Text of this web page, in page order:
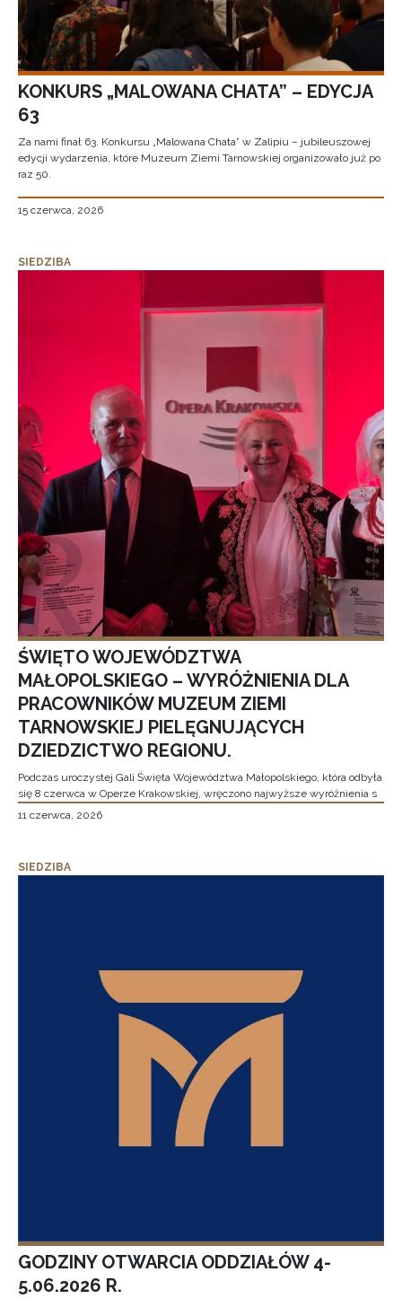
KONKURS „MALOWANA CHATA” – EDYCJA
63
Za nami finał 63. Konkursu „Malowana Chata” w Zalipiu – jubileuszowej
edycji wydarzenia, które Muzeum Ziemi Tarnowskiej organizowało już po
raz 50.
15 czerwca, 2026
SIEDZIBA
ŚWIĘTO WOJEWÓDZTWA
MAŁOPOLSKIEGO – WYRÓŻNIENIA DLA
PRACOWNIKÓW MUZEUM ZIEMI
TARNOWSKIEJ PIELĘGNUJĄCYCH
DZIEDZICTWO REGIONU.
Podczas uroczystej Gali Święta Województwa Małopolskiego, która odbyła
się 8 czerwca w Operze Krakowskiej, wręczono najwyższe wyróżnienia s
11 czerwca, 2026
SIEDZIBA
GODZINY OTWARCIA ODDZIAŁÓW 4-
5.06.2026 R.